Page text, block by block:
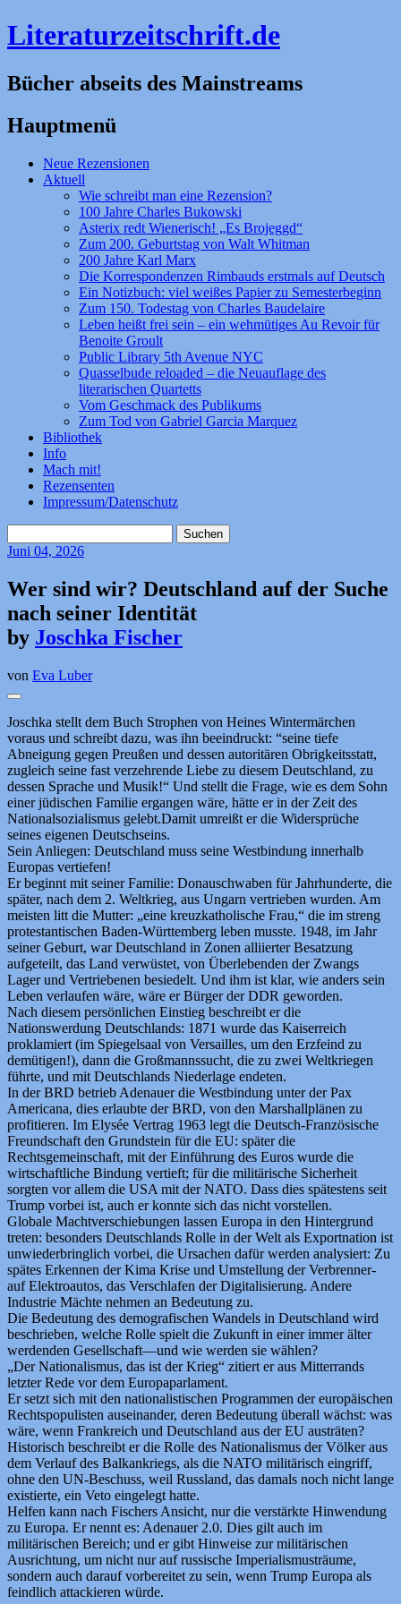
Literaturzeitschrift.de
Bücher abseits des Mainstreams
Hauptmenü
Zum
Inhalt
Neue Rezensionen
Aktuell
Wie schreibt man eine Rezension?
100 Jahre Charles Bukowski
Asterix redt Wienerisch! „Es Brojeggd“
Zum 200. Geburtstag von Walt Whitman
200 Jahre Karl Marx
Die Korrespondenzen Rimbauds erstmals auf Deutsch
Ein Notizbuch: viel weißes Papier zu Semesterbeginn
Zum 150. Todestag von Charles Baudelaire
Leben heißt frei sein – ein wehmütiges Au Revoir für
Benoite Groult
Public Library 5th Avenue NYC
Quasselbude reloaded – die Neuauflage des
literarischen Quartetts
Vom Geschmack des Publikums
Zum Tod von Gabriel Garcia Marquez
Bibliothek
Info
Mach mit!
Rezensenten
Impressum/Datenschutz
nach:
Juni 04, 2026
Wer sind wir? Deutschland auf der Suche
nach seiner Identität
by Joschka Fischer
von Eva Luber
Joschka stellt dem Buch Strophen von Heines Wintermärchen
voraus und schreibt dazu, was ihn beeindruckt: “seine tiefe
Abneigung gegen Preußen und dessen autoritären Obrigkeitsstatt,
zugleich seine fast verzehrende Liebe zu diesem Deutschland, zu
dessen Sprache und Musik!“ Und stellt die Frage, wie es dem Sohn
einer jüdischen Familie ergangen wäre, hätte er in der Zeit des
Nationalsozialismus gelebt.Damit umreißt er die Widersprüche
seines eigenen Deutschseins.
Sein Anliegen: Deutschland muss seine Westbindung innerhalb
Europas vertiefen!
Er beginnt mit seiner Familie: Donauschwaben für Jahrhunderte, die
später, nach dem 2. Weltkrieg, aus Ungarn vertrieben wurden. Am
meisten litt die Mutter: „eine kreuzkatholische Frau,“ die im streng
protestantischen Baden-Württemberg leben musste. 1948, im Jahr
seiner Geburt, war Deutschland in Zonen alliierter Besatzung
aufgeteilt, das Land verwüstet, von Überlebenden der Zwangs
Lager und Vertriebenen besiedelt. Und ihm ist klar, wie anders sein
Leben verlaufen wäre, wäre er Bürger der DDR geworden.
Nach diesem persönlichen Einstieg beschreibt er die
Nationswerdung Deutschlands: 1871 wurde das Kaiserreich
proklamiert (im Spiegelsaal von Versailles, um den Erzfeind zu
demütigen!), dann die Großmannssucht, die zu zwei Weltkriegen
führte, und mit Deutschlands Niederlage endeten.
In der BRD betrieb Adenauer die Westbindung unter der Pax
Americana, dies erlaubte der BRD, von den Marshallplänen zu
profitieren. Im Elysée Vertrag 1963 legt die Deutsch-Französische
Freundschaft den Grundstein für die EU: später die
Rechtsgemeinschaft, mit der Einführung des Euros wurde die
wirtschaftliche Bindung vertieft; für die militärische Sicherheit
sorgten vor allem die USA mit der NATO. Dass dies spätestens seit
Trump vorbei ist, auch er konnte sich das nicht vorstellen.
Globale Machtverschiebungen lassen Europa in den Hintergrund
treten: besonders Deutschlands Rolle in der Welt als Exportnation ist
unwiederbringlich vorbei, die Ursachen dafür werden analysiert: Zu
spätes Erkennen der Kima Krise und Umstellung der Verbrenner-
auf Elektroautos, das Verschlafen der Digitalisierung. Andere
Industrie Mächte nehmen an Bedeutung zu.
Die Bedeutung des demografischen Wandels in Deutschland wird
beschrieben, welche Rolle spielt die Zukunft in einer immer älter
werdenden Gesellschaft—und wie werden sie wählen?
„Der Nationalismus, das ist der Krieg“ zitiert er aus Mitterrands
letzter Rede vor dem Europaparlament.
Er setzt sich mit den nationalistischen Programmen der europäischen
Rechtspopulisten auseinander, deren Bedeutung überall wächst: was
wäre, wenn Frankreich und Deutschland aus der EU austräten?
Historisch beschreibt er die Rolle des Nationalismus der Völker aus
dem Verlauf des Balkankriegs, als die NATO militärisch eingriff,
ohne den UN-Beschuss, weil Russland, das damals noch nicht lange
existierte, ein Veto eingelegt hatte.
Helfen kann nach Fischers Ansicht, nur die verstärkte Hinwendung
zu Europa. Er nennt es: Adenauer 2.0. Dies gilt auch im
militärischen Bereich; und er gibt Hinweise zur militärischen
Ausrichtung, um nicht nur auf russische Imperialismusträume,
sondern auch darauf vorbereitet zu sein, wenn Trump Europa als
feindlich attackieren würde.